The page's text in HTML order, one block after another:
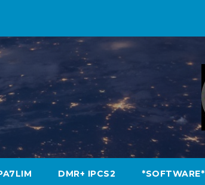
DMR+ IPCS2 *SOFTWARE*